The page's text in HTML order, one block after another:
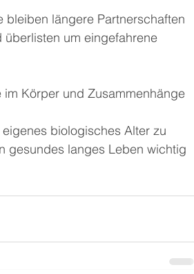
bleiben längere Partnerschaften
überlisten um eingefahrene
Körper und Zusammenhänge
biologisches Alter zu
gesundes langes Leben wichtig